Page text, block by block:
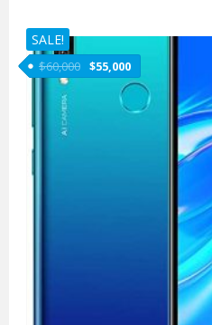
SALE!
$60,000 $55,000